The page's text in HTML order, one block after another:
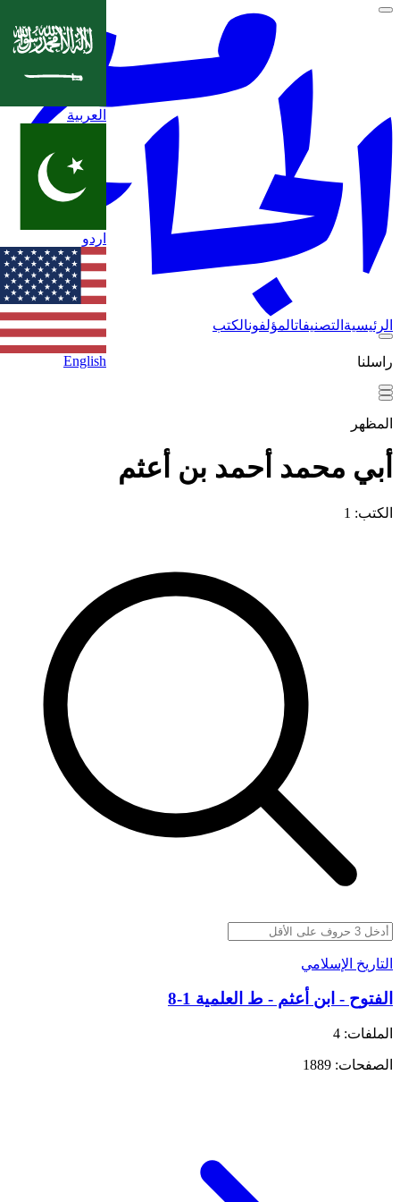
الرئيسية التصنيفاتالمؤلفونالكتب
راسلنا
العربية
اردو
English
المظهر
أبي محمد أحمد بن أعثم
الكتب: 1
التاريخ الإسلامي
الفتوح - ابن أعثم - ط العلمية 1-8
الملفات: 4
الصفحات: 1889